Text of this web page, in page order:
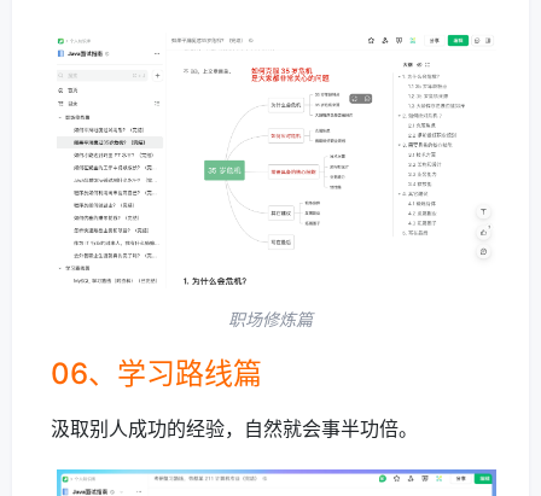
职场修炼篇
06、学习路线篇
汲取别人成功的经验，自然就会事半功倍。